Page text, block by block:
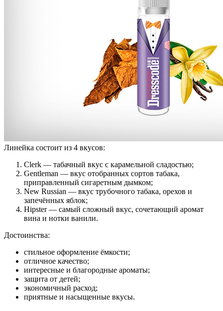
Линейка состоит из 4 вкусов:
Clerk — табачный вкус с карамельной сладостью;
Gentleman — вкус отобранных сортов табака,
приправленный сигаретным дымком;
New Russian — вкус трубочного табака, орехов и
запечённых яблок;
Hipster — самый сложный вкус, сочетающий аромат
вина и нотки ванили.
Достоинства:
стильное оформление ёмкости;
отличное качество;
интересные и благородные ароматы;
защита от детей;
экономичный расход;
приятные и насыщенные вкусы.